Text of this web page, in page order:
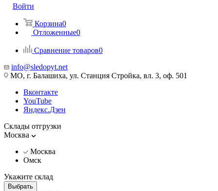
Войти
Корзина0
Отложенные0
Сравнение товаров0
info@sledopyt.net
МО, г. Балашиха, ул. Станция Стройка, вл. 3, оф. 501
Вконтакте
YouTube
Яндекс.Дзен
Склады отгрузки
Москва
Москва
Омск
Укажите склад
Выбрать